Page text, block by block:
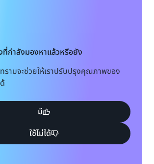
กำลังมองหาแล้วหรือยัง
ทราบจะช่วยให้เราปรับปรุงคุณภาพของ
มี
ใช้ไม่ได้